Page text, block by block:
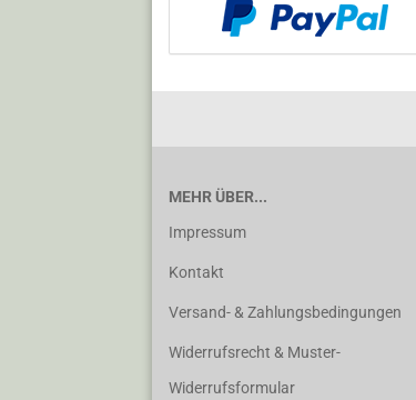
MEHR ÜBER...
Impressum
Kontakt
Versand- & Zahlungsbedingungen
Widerrufsrecht & Muster-
Widerrufsformular